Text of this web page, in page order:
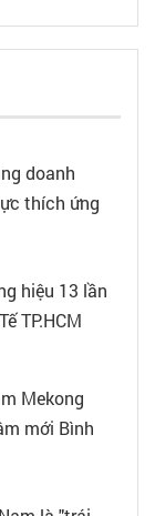
doanh
thích ứng
hiệu 13 lần
TP.HCM
Mekong
mới Bình